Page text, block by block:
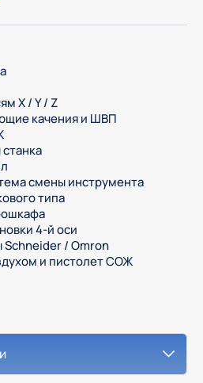
X / Y / Z
качения и ШВП
смены инструмента
типа
4-й оси
/ Omron
и пистолет СОЖ